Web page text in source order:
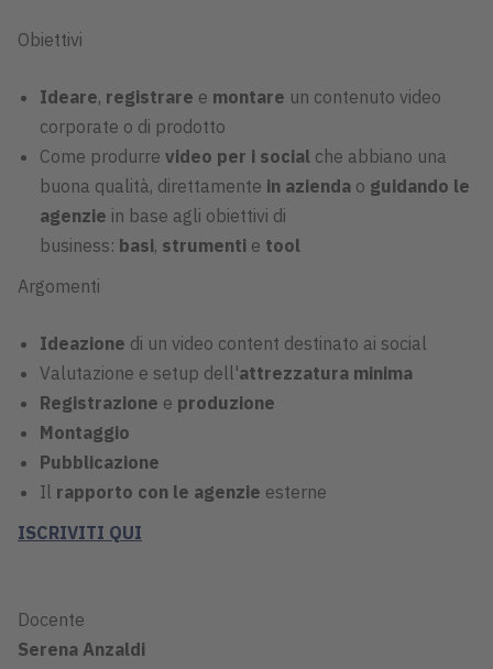
Obiettivi
Ideare, registrare e montare un contenuto video
corporate o di prodotto
Come produrre video per i social che abbiano una
buona qualità, direttamente in azienda o guidando le
agenzie in base agli obiettivi di
business: basi, strumenti e tool
Argomenti
Ideazione di un video content destinato ai social
Valutazione e setup dell'attrezzatura minima
Registrazione e produzione
Montaggio
Pubblicazione
Il rapporto con le agenzie esterne
ISCRIVITI QUI
Docente
Serena Anzaldi